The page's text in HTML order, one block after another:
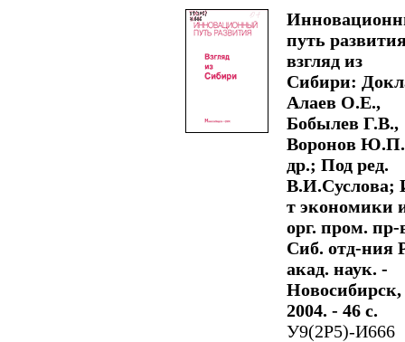
путь
взгляд из
Сибири:
Алаев О.Е.,
Бобылев Г.В.,
Воронов
др.; Под ред.
В.И.Суслова;
т экономики
орг. пром. пр-
Сиб. отд-ния
акад. наук. -
Новосибирск,
2004. - 46 с.
У9(2Р5)-И666